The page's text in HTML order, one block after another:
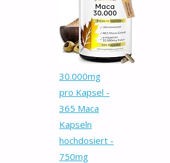
30.000mg
pro Kapsel -
365 Maca
Kapseln
hochdosiert -
750mg